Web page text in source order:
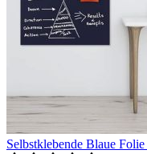
Selbstklebende Blaue